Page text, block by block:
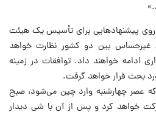
پیشنهادهایی برای تأسیس یک هیئت
غیرحساس بین دو کشور نظارت خواهد
ادامه خواهند داد. توافقات در زمینه
بحث قرار خواهد گرفت.
عصر چهارشنبه وارد چین می‌شود، صبح
خواهد کرد و پس از آن با شی دیدار